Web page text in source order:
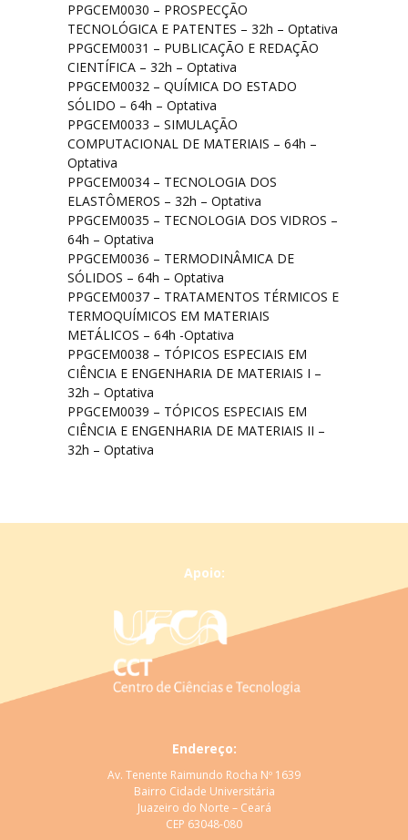
PPGCEM0030 – PROSPECÇÃO
TECNOLÓGICA E PATENTES – 32h – Optativa
PPGCEM0031 – PUBLICAÇÃO E REDAÇÃO
CIENTÍFICA – 32h – Optativa
PPGCEM0032 – QUÍMICA DO ESTADO
SÓLIDO – 64h – Optativa
PPGCEM0033 – SIMULAÇÃO
COMPUTACIONAL DE MATERIAIS – 64h –
Optativa
PPGCEM0034 – TECNOLOGIA DOS
ELASTÔMEROS – 32h – Optativa
PPGCEM0035 – TECNOLOGIA DOS VIDROS –
64h – Optativa
PPGCEM0036 – TERMODINÂMICA DE
SÓLIDOS – 64h – Optativa
PPGCEM0037 – TRATAMENTOS TÉRMICOS E
TERMOQUÍMICOS EM MATERIAIS
METÁLICOS – 64h -Optativa
PPGCEM0038 – TÓPICOS ESPECIAIS EM
CIÊNCIA E ENGENHARIA DE MATERIAIS I –
32h – Optativa
PPGCEM0039 – TÓPICOS ESPECIAIS EM
CIÊNCIA E ENGENHARIA DE MATERIAIS II –
32h – Optativa
Apoio:
Endereço:
Av. Tenente Raimundo Rocha Nº 1639
Bairro Cidade Universitária
Juazeiro do Norte – Ceará
CEP 63048-080